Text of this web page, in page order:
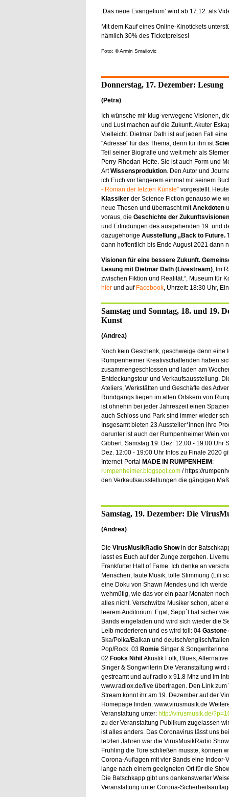
‚Das neue Evangelium’ wird ab 17.12. als
Mit dem Kauf eines Online-Kinotickets
nämlich 30% des Ticketpreises!
Foto: © Armin Smailovic
Donnerstag, 17. Dezember: Lesung
(Petra)
Ich wünsche mir klug-verwegene Visionen,
und Lust machen auf die Zukunft. Akuter
Vielleicht. Dietmar Dath ist auf jeden Fall eine
"Adresse" für das Thema, denn für ihn ist
Teil seiner Biografie und weit mehr als
Perry-Rhodan-Hefte. Sie ist auch Form und
ArtWissensproduktion. Den Autor und
ich Euch vor längerem einmal mit seinem
- Roman der letzten Künste"vorgestellt.
Klassikerder Science Fiction genauso wie
neue Thesen und überrascht mitAnekdoten
voraus, die Geschichte der
und Erfindungen des ausgehenden 19. und
dazugehörige Ausstellung „Back to Future.
dann hoffentlich bis Ende August 2021 dann
Visionen für eine bessere Zukunft.
Lesung mit Dietmar Dath (Livestream), Im
zwischen Fiktion und Realität.“, Museum für
hier und auf Facebook, Uhrzeit: 18:30 Uhr,
Samstag und Sonntag, 18. und 19.
Kunst
(Andrea)
Noch kein Geschenk, geschweige denn eine
Rumpenheimer Kreativschaffenden haben
zusammengeschlossen und laden am
Entdeckungstour und Verkaufsausstellung.
Ateliers, Werkstätten und Geschäfte des
Rundgangs liegen im alten Ortskern von
ist ohnehin bei jeder Jahreszeit einen
auch Schloss und Park sind immer wieder
Insgesamt bieten 23 Aussteller*innen ihre
darunter ist auch der Rumpenheimer Wein
Gibbert. Samstag 19. Dez. 12:00 - 19:00 Uhr
Dez. 12:00 - 19:00 Uhr Infos zu Finale 2020
Internet-Portal MADE IN RUMPENHEIM :
rumpenheimer.blogspot.com/ https://
den Verkaufsausstellungen die gängigen
Samstag, 19. Dezember: Die
(Andrea)
Die VirusMusikRadio Showin der
lasst es Euch auf der Zunge zergehen.
Frankfurter Hall of Fame. Ich denke an
Menschen, laute Musik, tolle Stimmung (Lili
eine Doku von Shawn Mendes und ich werde
wehmütig, wie das vor ein paar Monaten
alles nicht. Verschwitze Musiker schon, aber
leerem Auditorium. Egal, Sepp´l hat sicher
Bands eingeladen und wird sich wieder die
Leib moderieren und es wird toll: 04 Gastone
Ska/Polka/Balkan und deutsch/englisch/
Pop/Rock. 03 Romie Singer &
02 Fooks Nihil Akustik Folk, Blues,
Singer & Songwriterin Die Veranstaltung wird
gestreamt und auf radio x 91.8 Mhz und im
www.radiox.de/live übertragen. Den Link zum
Stream könnt ihr am 19. Dezember auf der
Homepage finden. www.virusmusik.de
Veranstaltung unter: http://virusmusik.de/
zu der Veranstaltung Publikum zugelassen
ist alles anders. Das Coronavirus lässt uns
letzten Jahren war die VirusMusikRadio
Frühling die Tore schließen musste, können
Corona-Auflagen mit vier Bands eine Indoor-
lange nach einem geeigneten Ort für die
Die Batschkapp gibt uns dankenswerter
Veranstaltung unter Corona-